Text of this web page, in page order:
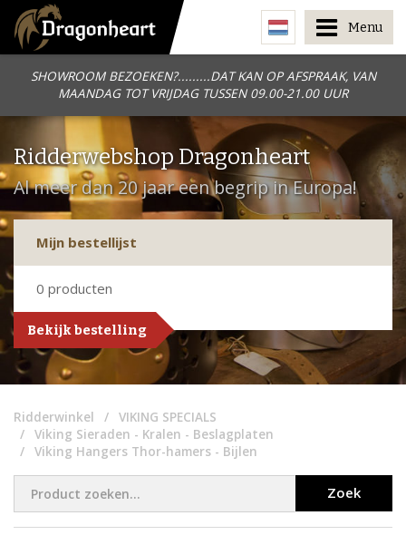
SHOWROOM BEZOEKEN?.........DAT KAN OP AFSPRAAK, VAN
MAANDAG TOT VRIJDAG TUSSEN 09.00-21.00 UUR
Menu
Ridderwebshop Dragonheart
Al meer dan 20 jaar een begrip in Europa!
Mijn bestellijst
0 producten
Bekijk bestelling
Ridderwinkel
VIKING SPECIALS
Viking Sieraden - Kralen - Beslagplaten
Viking Hangers Thor-hamers - Bijlen
Zoek